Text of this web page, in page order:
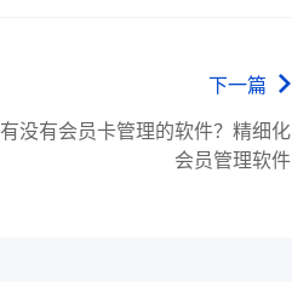
下一篇
有没有会员卡管理的软件？精细化
会员管理软件